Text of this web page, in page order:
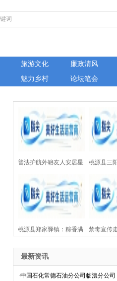
旅游文化 廉政清风
魅力乡村 论坛笔会
普法护航外籍友人安居星
城——湖南芙蓉律师事务
所开展涉外法律公益讲座
桃源县三
溺水“四个
处水域
桃源县郑家驿镇：粽香满
古驿 楚韵闹端阳
禁毒宣传
造禁毒
最新资讯
·中国石化常德石油分公司临澧分公司